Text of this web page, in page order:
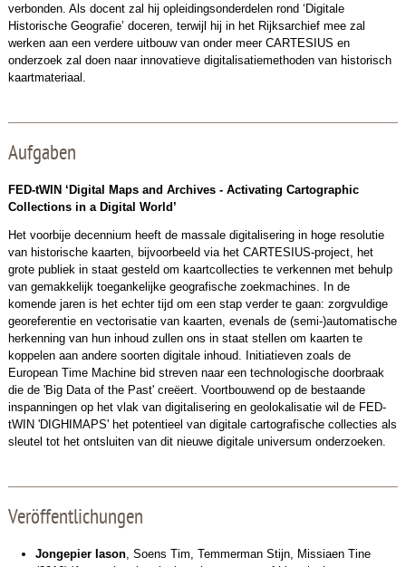
verbonden. Als docent zal hij opleidingsonderdelen rond ‘Digitale
Historische Geografie’ doceren, terwijl hij in het Rijksarchief mee zal
werken aan een verdere uitbouw van onder meer CARTESIUS en
onderzoek zal doen naar innovatieve digitalisatiemethoden van historisch
kaartmateriaal.
Aufgaben
FED-tWIN ‘Digital Maps and Archives - Activating Cartographic
Collections in a Digital World’
Het voorbije decennium heeft de massale digitalisering in hoge resolutie
van historische kaarten, bijvoorbeeld via het CARTESIUS-project, het
grote publiek in staat gesteld om kaartcollecties te verkennen met behulp
van gemakkelijk toegankelijke geografische zoekmachines. In de
komende jaren is het echter tijd om een stap verder te gaan: zorgvuldige
georeferentie en vectorisatie van kaarten, evenals de (semi-)automatische
herkenning van hun inhoud zullen ons in staat stellen om kaarten te
koppelen aan andere soorten digitale inhoud. Initiatieven zoals de
European Time Machine bid streven naar een technologische doorbraak
die de 'Big Data of the Past' creëert. Voortbouwend op de bestaande
inspanningen op het vlak van digitalisering en geolokalisatie wil de FED-
tWIN 'DIGHIMAPS' het potentieel van digitale cartografische collecties als
sleutel tot het ontsluiten van dit nieuwe digitale universum onderzoeken.
Veröffentlichungen
Jongepier Iason, Soens Tim, Temmerman Stijn, Missiaen Tine